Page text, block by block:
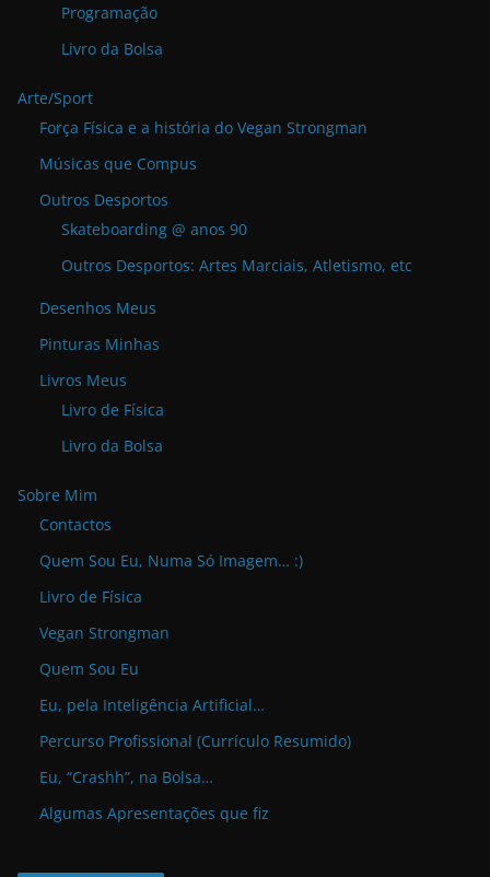
Programação
Livro da Bolsa
Arte/Sport
Força Física e a história do Vegan Strongman
Músicas que Compus
Outros Desportos
Skateboarding @ anos 90
Outros Desportos: Artes Marciais, Atletismo, etc
Desenhos Meus
Pinturas Minhas
Livros Meus
Livro de Física
Livro da Bolsa
Sobre Mim
Contactos
Quem Sou Eu, Numa Só Imagem… :)
Livro de Física
Vegan Strongman
Quem Sou Eu
Eu, pela Inteligência Artificial…
Percurso Profissional (Currículo Resumido)
Eu, “Crashh”, na Bolsa…
Algumas Apresentações que fiz